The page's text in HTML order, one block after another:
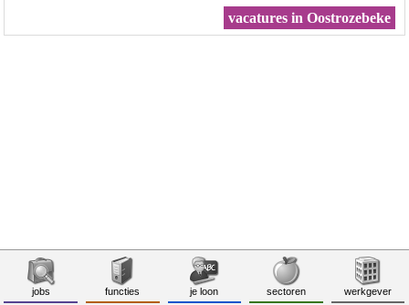
vacatures in Oostrozebeke
jobs functies je loon sectoren werkgever